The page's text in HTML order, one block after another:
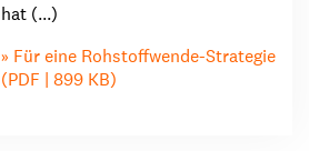
hat (...)
Für eine Rohstoffwende-Strategie
(PDF | 899 KB)